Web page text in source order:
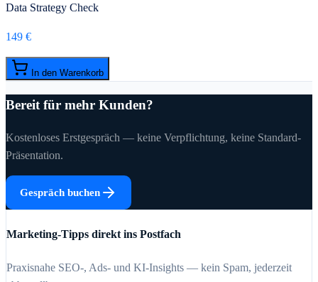
Data Strategy Check
149 €
In den Warenkorb
Bereit für mehr Kunden?
Kostenloses Erstgespräch — keine Verpflichtung, keine Standard-
Präsentation.
Gespräch buchen
Marketing-Tipps direkt ins Postfach
Praxisnahe SEO-, Ads- und KI-Insights — kein Spam, jederzeit